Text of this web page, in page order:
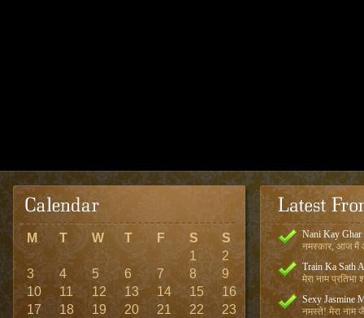
M T W T F S S
1
2
3
4 5 6 7 8
9
10
11 12 13 14 15
16
17
18 19 20 21 22
23
Nani Kay Ghar
नमस्कार, आज मैं
Train Ka Sath
मेरा नाम प्रतिभा
Sexy Jasmine
नमस्ते! मेरा नाम